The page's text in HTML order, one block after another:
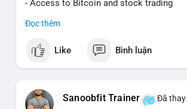
- Access to Bitcoin and stock trading
- Ability to link a bank account or card
To get verified, you need to provide
your Social Security number. The
Verification also helps protect you from
to use Cash App for business or large
Đọc thêm
Like Bình luận
Sanoobfit Trainer Đã thay